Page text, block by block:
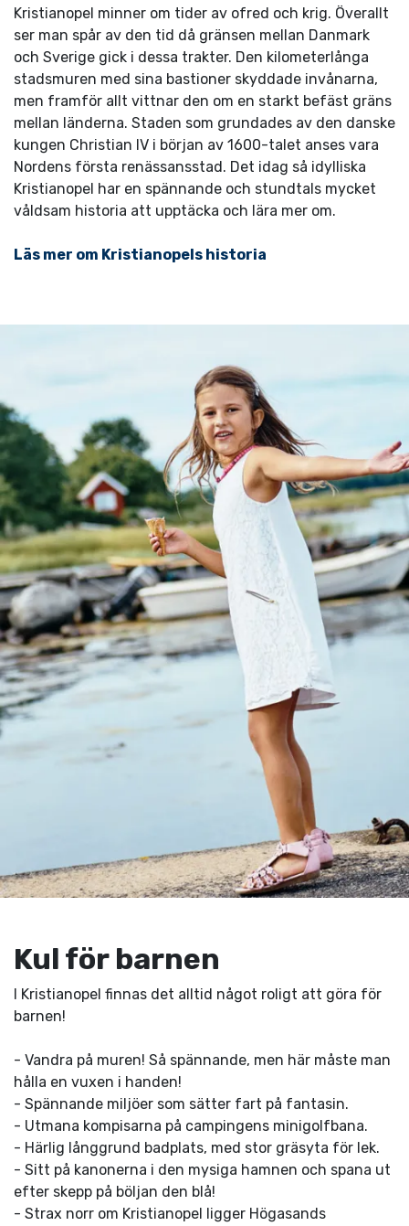
Kristianopel minner om tider av ofred och krig. Överallt
ser man spår av den tid då gränsen mellan Danmark
och Sverige gick i dessa trakter. Den kilometerlånga
stadsmuren med sina bastioner skyddade invånarna,
men framför allt vittnar den om en starkt befäst gräns
mellan länderna. Staden som grundades av den danske
kungen Christian IV i början av 1600-talet anses vara
Nordens första renässansstad. Det idag så idylliska
Kristianopel har en spännande och stundtals mycket
våldsam historia att upptäcka och lära mer om.
Läs mer om Kristianopels historia
Kul för barnen
I Kristianopel finnas det alltid något roligt att göra för
barnen!
- Vandra på muren! Så spännande, men här måste man
hålla en vuxen i handen!
- Spännande miljöer som sätter fart på fantasin.
- Utmana kompisarna på campingens minigolfbana.
- Härlig långgrund badplats, med stor gräsyta för lek.
- Sitt på kanonerna i den mysiga hamnen och spana ut
efter skepp på böljan den blå!
- Strax norr om Kristianopel ligger Högasands